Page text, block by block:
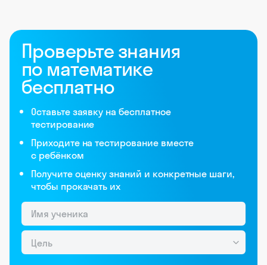
Проверьте знания
по математике
бесплатно
Оставьте заявку на бесплатное
тестирование
Приходите на тестирование вместе
с ребёнком
Получите оценку знаний и конкретные шаги,
чтобы прокачать их
Цель